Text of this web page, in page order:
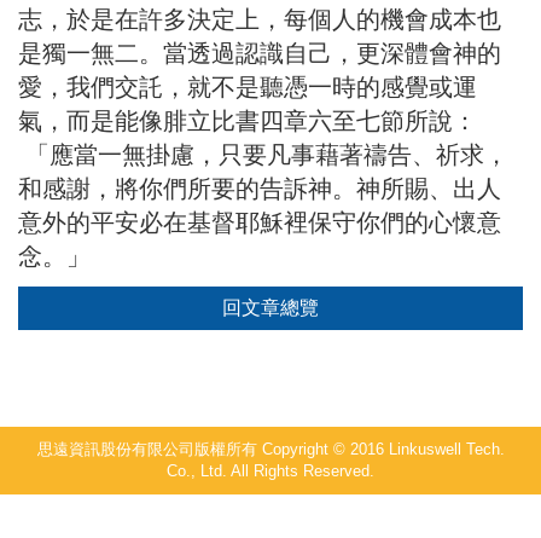
志，於是在許多決定上，每個人的機會成本也
是獨一無二。當透過認識自己，更深體會神的
愛，我們交託，就不是聽憑一時的感覺或運
氣，而是能像腓立比書四章六至七節所說：
「應當一無掛慮，只要凡事藉著禱告、祈求，
和感謝，將你們所要的告訴神。神所賜、出人
意外的平安必在基督耶穌裡保守你們的心懷意
念。」
回文章總覽
思遠資訊股份有限公司版權所有 Copyright © 2016 Linkuswell Tech.
Co., Ltd. All Rights Reserved.